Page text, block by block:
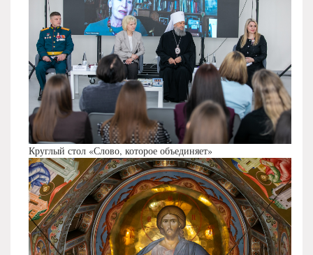
Круглый стол «Слово, которое объединяет»